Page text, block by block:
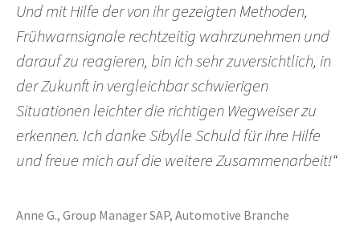
Und mit Hilfe der von ihr gezeigten Methoden,
Frühwarnsignale rechtzeitig wahrzunehmen und
darauf zu reagieren, bin ich sehr zuversichtlich, in
der Zukunft in vergleichbar schwierigen
Situationen leichter die richtigen Wegweiser zu
erkennen. Ich danke Sibylle Schuld für ihre Hilfe
und freue mich auf die weitere Zusammenarbeit!“
Anne G., Group Manager SAP, Automotive Branche